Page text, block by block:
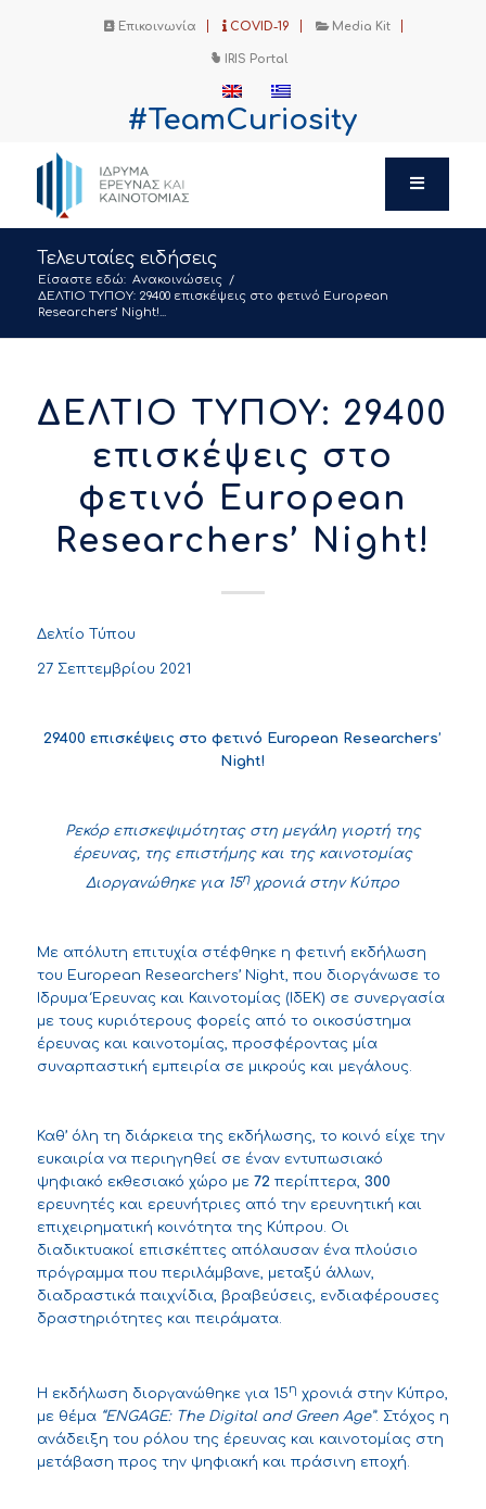
Επικοινωνία COVID-19 Media Kit
IRIS Portal
#TeamCuriosity
Τελευταίες ειδήσεις
Είσαστε εδώ: Ανακοινώσεις /
ΔΕΛΤΙΟ ΤΥΠΟΥ: 29400 επισκέψεις στο φετινό European
Researchers’ Night!...
ΔΕΛΤΙΟ ΤΥΠΟΥ: 29400
επισκέψεις στο
φετινό European
Researchers’ Night!
Δελτίο Τύπου
27 Σεπτεμβρίου 2021
29400επισκέψεις στο φετινό European Researchers’
Night!
Ρεκόρ επισκεψιμότητας στη μεγάλη γιορτή της
έρευνας, της επιστήμης και της καινοτομίας
Διοργανώθηκε για 15ηχρονιά στην Κύπρο
Με απόλυτη επιτυχία στέφθηκε η φετινή εκδήλωση
του European Researchers’ Night, που διοργάνωσε το
Ίδρυμα Έρευνας και Καινοτομίας (ΙδΕΚ) σε συνεργασία
με τους κυριότερους φορείς από το οικοσύστημα
έρευνας και καινοτομίας, προσφέροντας μία
συναρπαστική εμπειρία σε μικρούς και μεγάλους.
Καθ’ όλη τη διάρκεια της εκδήλωσης, το κοινό είχε την
ευκαιρία να περιηγηθεί σε έναν εντυπωσιακό
ψηφιακό εκθεσιακό χώρο με 72 περίπτερα, 300
ερευνητές και ερευνήτριες από την ερευνητική και
επιχειρηματική κοινότητα της Κύπρου. Οι
διαδικτυακοί επισκέπτες απόλαυσαν ένα πλούσιο
πρόγραμμα που περιλάμβανε, μεταξύ άλλων,
διαδραστικά παιχνίδια, βραβεύσεις, ενδιαφέρουσες
δραστηριότητες και πειράματα.
Η εκδήλωση διοργανώθηκε για 15η χρονιά στην Κύπρο,
με θέμα“ENGAGE: Τ he Digital and Green Age”. Στόχος η
ανάδειξη του ρόλου της έρευνας και καινοτομίας στη
μετάβαση προς την ψηφιακή και πράσινη εποχή.